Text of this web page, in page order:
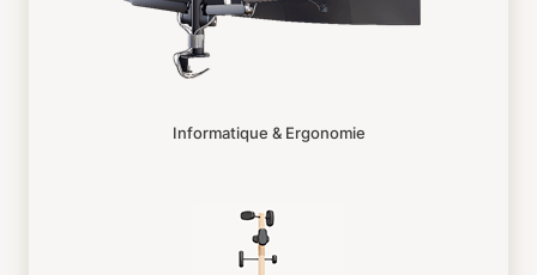
Informatique & Ergonomie